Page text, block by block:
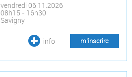
vendredi 06.11.2026
08h15 - 16h30
Savigny
info m’inscrire